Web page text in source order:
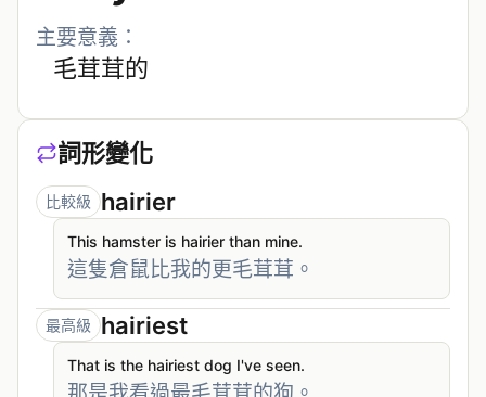
主要意義：
毛茸茸的
詞形變化
比較級 hairier
This hamster is hairier than mine.
這隻倉鼠比我的更毛茸茸。
最高級 hairiest
That is the hairiest dog I've seen.